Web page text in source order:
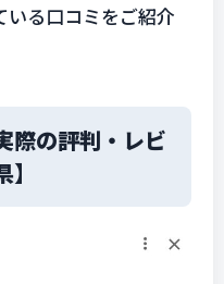
いる口コミをご紹介
際の評判・レビ